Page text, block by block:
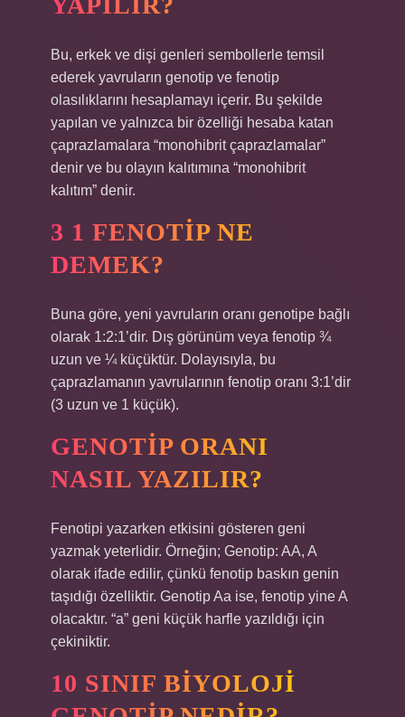
Bu, erkek ve dişi genleri sembollerle temsil
ederek yavruların genotip ve fenotip
olasılıklarını hesaplamayı içerir. Bu şekilde
yapılan ve yalnızca bir özelliği hesaba katan
çaprazlamalara “monohibrit çaprazlamalar”
denir ve bu olayın kalıtımına “monohibrit
kalıtım” denir.
3 1 FENOTIP NE
DEMEK?
Buna göre, yeni yavruların oranı genotipe bağlı
olarak 1:2:1’dir. Dış görünüm veya fenotip ¾
uzun ve ¼ küçüktür. Dolayısıyla, bu
çaprazlamanın yavrularının fenotip oranı 3:1’dir
(3 uzun ve 1 küçük).
GENOTIP ORANI
NASIL YAZILIR?
Fenotipi yazarken etkisini gösteren geni
yazmak yeterlidir. Örneğin; Genotip: AA, A
olarak ifade edilir, çünkü fenotip baskın genin
taşıdığı özelliktir. Genotip Aa ise, fenotip yine A
olacaktır. “a” geni küçük harfle yazıldığı için
çekiniktir.
10 SINIF BIYOLOJI